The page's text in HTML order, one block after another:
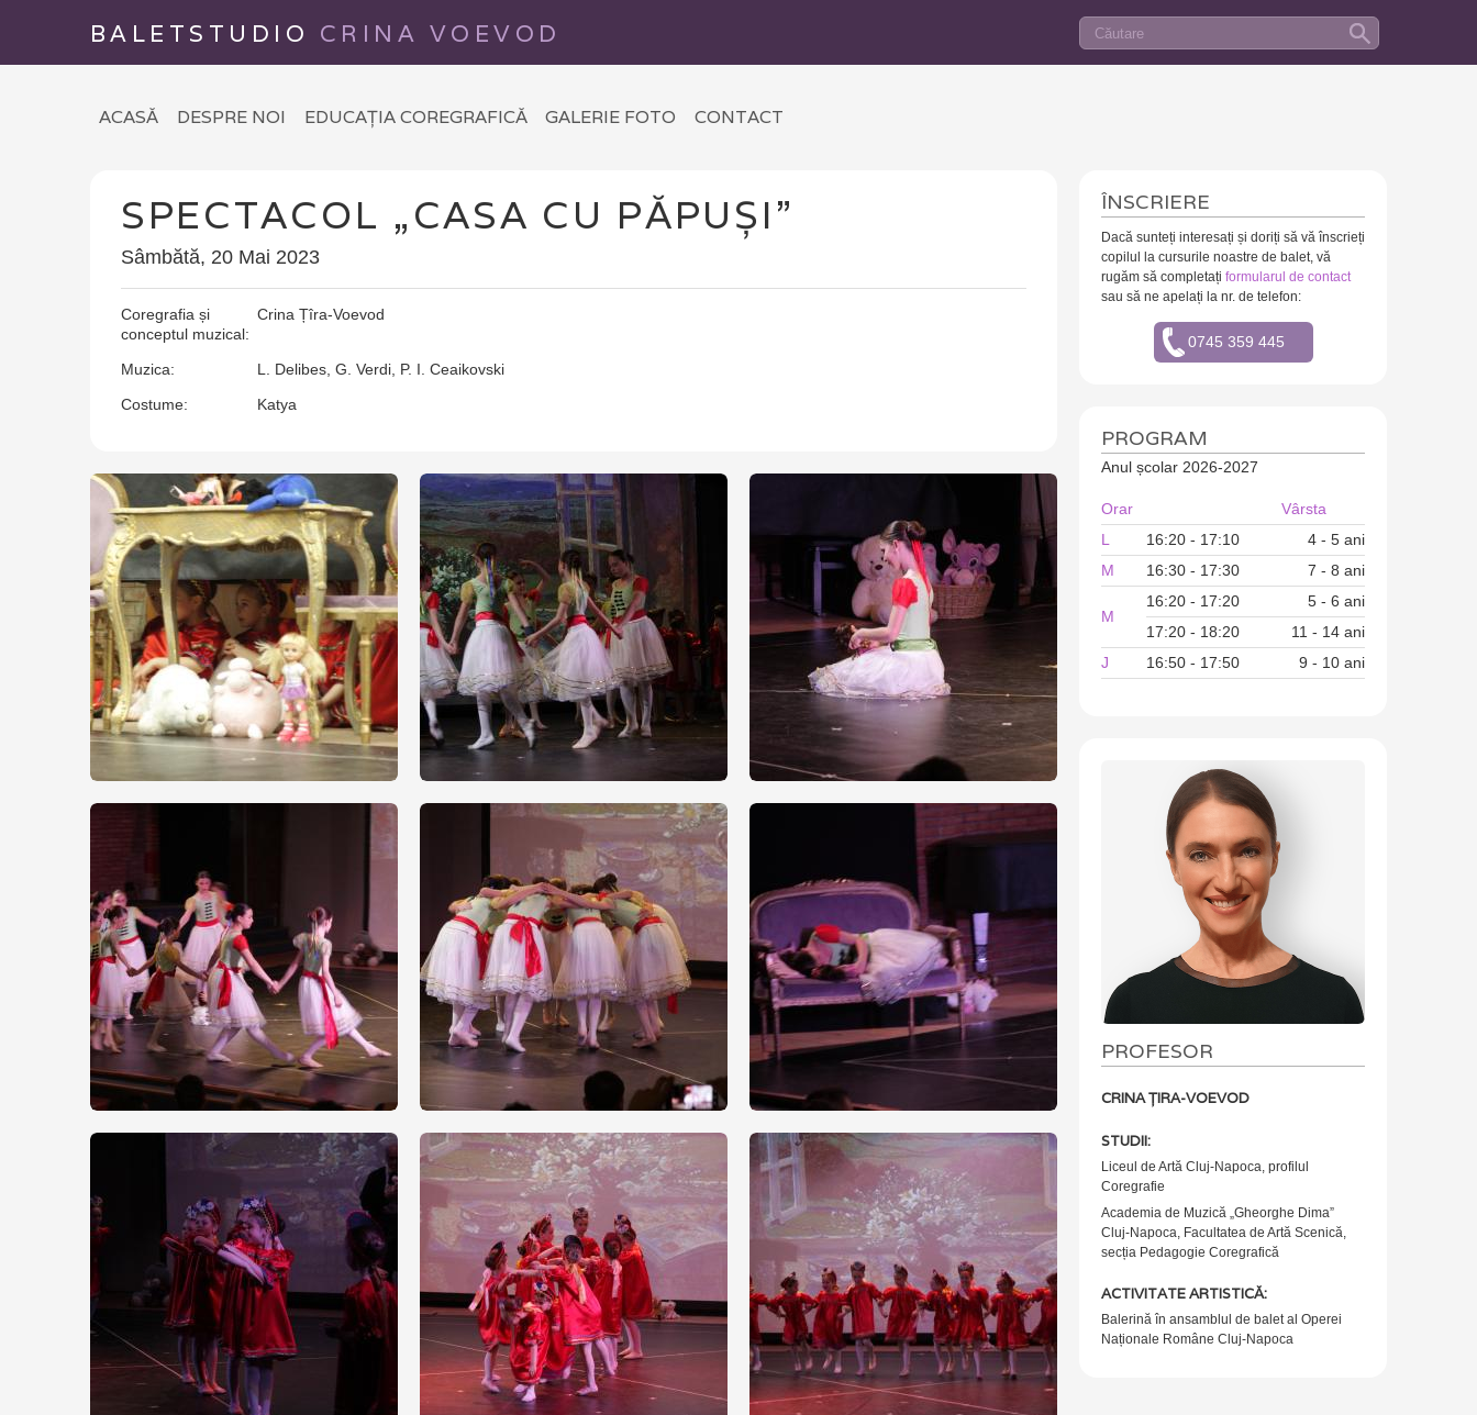
BALETSTUDIO CRINA VOEVOD Caută în sit
ACASĂ DESPRE NOI EDUCAȚIA COREGRAFICĂ GALERIE FOTO CONTACT
SPECTACOL „CASA CU PĂPUȘI”
Sâmbătă, 20 Mai 2023
Coregrafia și
conceptul muzical:
Crina Țîra-Voevod
Muzica:
L. Delibes, G. Verdi, P. I. Ceaikovski
Costume:
Katya
ÎNSCRIERE
Dacă sunteți interesați și doriți să vă înscrieți
copilul la cursurile noastre de balet, vă
rugăm să completați formularul de contact
sau să ne apelați la nr. de telefon:
0745 359 445
PROGRAM
Anul școlar 2026-2027
Orar
Vârsta
L
16:20 - 17:10
4 - 5 ani
M
16:30 - 17:30 7 - 8 ani
M
16:20 - 17:20
5 - 6 ani
17:20 - 18:20
11 - 14 ani
J
16:50 - 17:50 9 - 10 ani
PROFESOR
CRINA ȚIRA-VOEVOD
STUDII:
Liceul de Artă Cluj-Napoca, profilul
Coregrafie
Academia de Muzică „Gheorghe Dima”
Cluj-Napoca, Facultatea de Artă Scenică,
secția Pedagogie Coregrafică
ACTIVITATE ARTISTICĂ:
Balerină în ansamblul de balet al Operei
Naționale Române Cluj-Napoca